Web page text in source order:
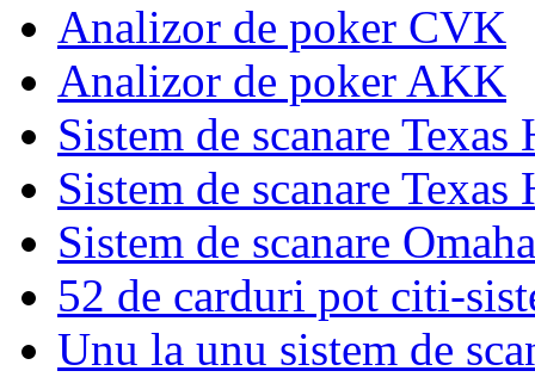
Analizor de poker CVK
Analizor de poker AKK
Sistem de scanare
Sistem de scanare Texas
Sistem de scanare Omaha
52 de carduri pot citi-
Unu la unu sistem de